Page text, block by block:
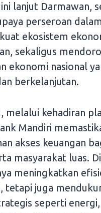
lanjut Darmawan,
perseroan dalam
ekosistem
sekaligus
ekonomi nasional
berkelanjutan.
melalui kehadiran
Mandiri
akses keuangan
masyarakat luas.
meningkatkan
tetapi juga
seperti energi,